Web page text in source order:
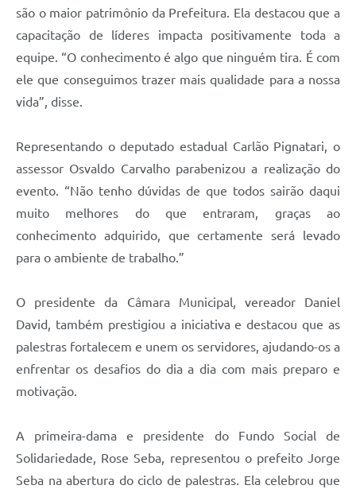
são o maior patrimônio da Prefeitura. Ela destacou que a
capacitação de líderes impacta positivamente toda a
equipe. “O conhecimento é algo que ninguém tira. É com
ele que conseguimos trazer mais qualidade para a nossa
vida”, disse.
Representando o deputado estadual Carlão Pignatari, o
assessor Osvaldo Carvalho parabenizou a realização do
evento. “Não tenho dúvidas de que todos sairão daqui
muito melhores do que entraram, graças ao
conhecimento adquirido, que certamente será levado
para o ambiente de trabalho.”
O presidente da Câmara Municipal, vereador Daniel
David, também prestigiou a iniciativa e destacou que as
palestras fortalecem e unem os servidores, ajudando-os a
enfrentar os desafios do dia a dia com mais preparo e
motivação.
A primeira-dama e presidente do Fundo Social de
Solidariedade, Rose Seba, representou o prefeito Jorge
Seba na abertura do ciclo de palestras. Ela celebrou que